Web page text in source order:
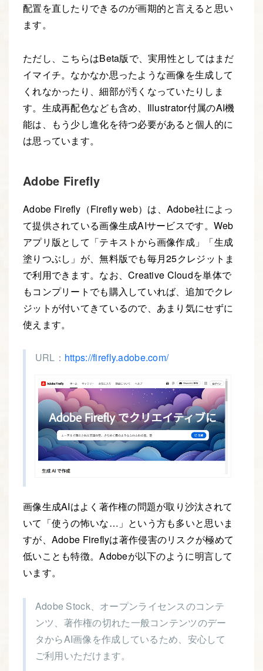
配置を直したりできるのが画期的と言えると思い
ます。
ただし、こちらはBeta版で、実用性としてはまだ
イマイチ。なかなか思ったような画像を生成して
くれなかったり、細部が汚くなっていたりしま
す。生成再配色なども含め、Illustrator付属のAI機
能は、もう少し進化を待つ必要があると個人的に
は思っています。
Adobe Firefly
Adobe Firefly（Firefly web）は、Adobe社によっ
て提供されている画像生成AIサービスです。Web
アプリ版として「テキストから画像作成」「生成
塗りつぶし」が、無料版でも毎月25クレジットま
で利用できます。なお、Creative Cloudを単体で
もコンプリートでも購入していれば、追加でクレ
ジットが付いてきているので、あまり気にせずに
使えます。
URL： https://firefly.adobe.com/
画像生成AIはよく著作権の問題が取り沙汰されて
いて「使うの怖いな…」という方も多いと思いま
すが、Adobe Fireflyは著作侵害のリスクが極めて
低いことも特徴。Adobeが以下のように明言して
います。
Adobe Stock、オープンライセンスのコンテ
ンツ、著作権の切れた一般コンテンツのデー
タからAI画像を作成しているため、安心して
ご利用いただけます。